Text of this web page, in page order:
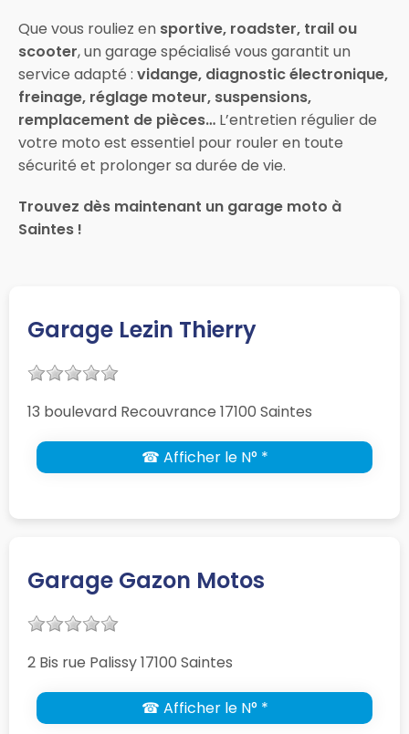
Que vous rouliez en sportive, roadster, trail ou
scooter, un garage spécialisé vous garantit un
service adapté : vidange, diagnostic électronique,
freinage, réglage moteur, suspensions,
remplacement de pièces… L’entretien régulier de
votre moto est essentiel pour rouler en toute
sécurité et prolonger sa durée de vie.
Trouvez dès maintenant un garage moto à
Saintes !
Garage Lezin Thierry
13 boulevard Recouvrance 17100 Saintes
☎ Afficher le N° *
Garage Gazon Motos
2 Bis rue Palissy 17100 Saintes
☎ Afficher le N° *